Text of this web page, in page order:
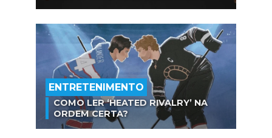
ENTRETENIMENTO
COMO LER ‘HEATED RIVALRY’ NA
ORDEM CERTA?